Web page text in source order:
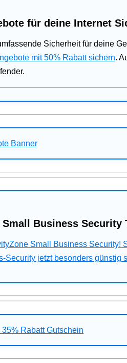
für deine Internet
Sicherheit für deine
mit 50% Rabatt sichern.
Business Security
Small Business
Security jetzt besonders günstig